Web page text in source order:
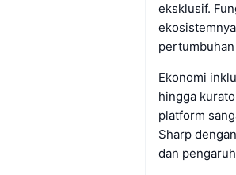
eksklusif.
Ekonomi
hingga
platform
Sharp
dan